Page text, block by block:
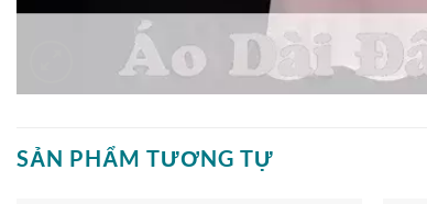
SẢN PHẨM TƯƠNG TỰ